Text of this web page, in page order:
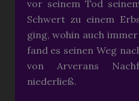
vor seinem Tod
Schwert zu einem
ging, wohin auch
fand es seinen Weg
von Arverans
niederließ.